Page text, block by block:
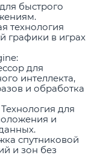
быстрого
технология
графики в играх
для
интеллекта,
и обработка
для
и
спутниковой
и зон без